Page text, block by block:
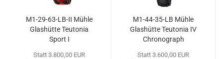
M1-​29-​63-LB-II Mühle
Glas­hüt­te Teu­to­nia
Sport I
Statt 3.800,00 EUR
M1-​44-​35-LB Mühle
Glas­hüt­te Teu­to­nia IV
Chro­no­graph
Statt 3.600,00 EUR